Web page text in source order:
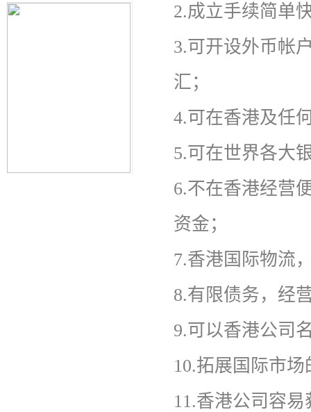
2.成立手续简单
3.可开设外币帐
汇；
4.可在香港及任
5.可在世界各大
6.不在香港经营
资金；
7.香港国际物流
8.有限债务，经
9.可以香港公司
10.拓展国际市
11.香港公司容